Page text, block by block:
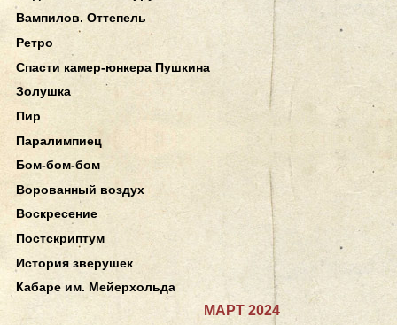
Вампилов. Оттепель
Ретро
Спасти камер-юнкера Пушкина
Золушка
Пир
Паралимпиец
Бом-бом-бом
Ворованный воздух
Воскресение
Постскриптум
История зверушек
Кабаре им. Мейерхольда
МАРТ 2024